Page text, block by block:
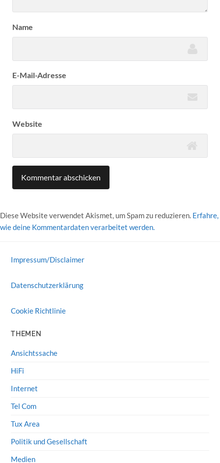
Name
E-Mail-Adresse
Website
Diese Website verwendet Akismet, um Spam zu reduzieren. Erfahre,
wie deine Kommentardaten verarbeitet werden.
Impressum/Disclaimer
Datenschutzerklärung
Cookie Richtlinie
THEMEN
Ansichtssache
HiFi
Internet
Tel Com
Tux Area
Politik und Gesellschaft
Medien